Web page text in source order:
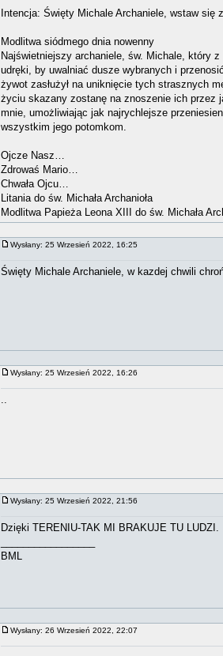
Intencja: Święty Michale Archaniele, wstaw się
Modlitwa siódmego dnia nowenny
Najświetniejszy archaniele, św. Michale, który
udręki, by uwalniać dusze wybranych i
żywot zasłużył na uniknięcie tych strasznych
życiu skazany zostanę na znoszenie ich przez
mnie, umożliwiając jak najrychlejsze
wszystkim jego potomkom.
Ojcze Nasz…
Zdrowaś Mario…
Chwała Ojcu…
Litania do św. Michała Archanioła
Modlitwa Papieża Leona XIII do św. Michała
Wysłany: 25 Wrzesień 2022, 16:25
Święty Michale Archaniele, w kazdej chwili
Wysłany: 25 Wrzesień 2022, 16:26
..
Wysłany: 25 Wrzesień 2022, 21:56
Dzięki TERENIU-TAK MI BRAKUJE TU LUDZI.
BML
Wysłany: 26 Wrzesień 2022, 22:07